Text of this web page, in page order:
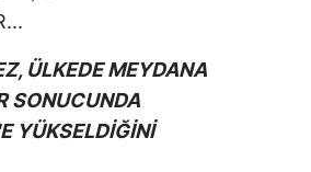
ÜLKEDE MEYDANA
SONUCUNDA
YÜKSELDİĞİNİ